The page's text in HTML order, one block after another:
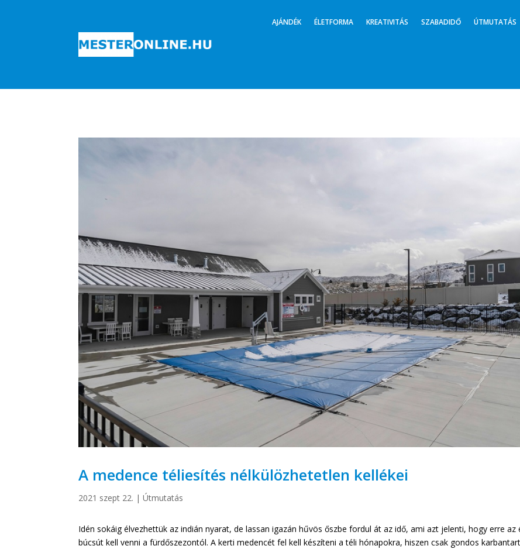
AJÁNDÉK ÉLETFORMA KREATIVITÁS SZABADIDŐ ÚTMUTATÁS
A medence téliesítés nélkülözhetetlen kellékei
2021 szept 22. |Útmutatás
Idén sokáig élvezhettük az indián nyarat, de lassan igazán hűvös őszbe fordul át az idő, ami azt jelenti, hogy erre az
búcsút kell venni a fürdőszezontól. A kerti medencét fel kell készíteni a téli hónapokra, hiszen csak gondos